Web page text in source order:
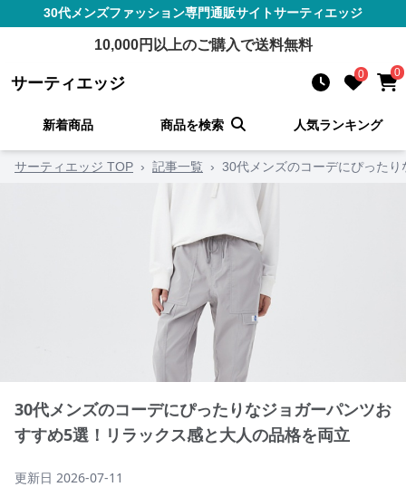
30代メンズファッション専門通販サイトサーティエッジ
10,000円以上のご購入で送料無料
サーティエッジ 0 0
新着商品 商品を検索 人気ランキング
サーティエッジ TOP › 記事一覧 › 30代メンズのコーデにぴった
30代メンズのコーデにぴったりなジョガーパンツお
すすめ5選！リラックス感と大人の品格を両立
更新日 2026-07-11